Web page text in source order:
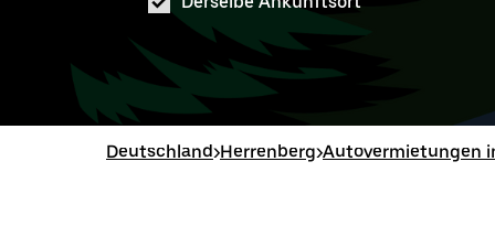
Deutschland>Herrenberg>Autovermietungen